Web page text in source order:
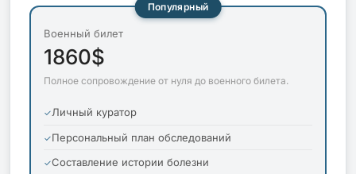
Популярный
Военный билет
1860$
Полное сопровождение от нуля до военного билета.
Личный куратор
Персональный план обследований
Составление истории болезни